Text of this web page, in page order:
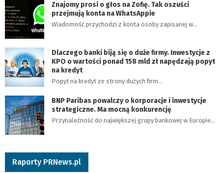
Znajomy prosi o głos na Zofię. Tak oszuści
przejmują konta na WhatsAppie
Wiadomość przychodzi z konta osoby zapisanej w…
Dlaczego banki biją się o duże firmy. Inwestycje z
KPO o wartości ponad 158 mld zł napędzają popyt
na kredyt
Popyt na kredyt ze strony dużych firm…
BNP Paribas powalczy o korporacje i inwestycje
strategiczne. Ma mocną konkurencję
Przynależność do największej grupy bankowej w Europie…
Raporty PRNews.pl